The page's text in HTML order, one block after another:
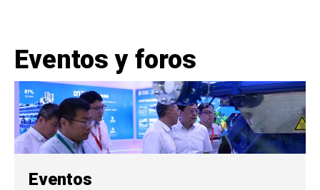
Eventos y foros
Eventos